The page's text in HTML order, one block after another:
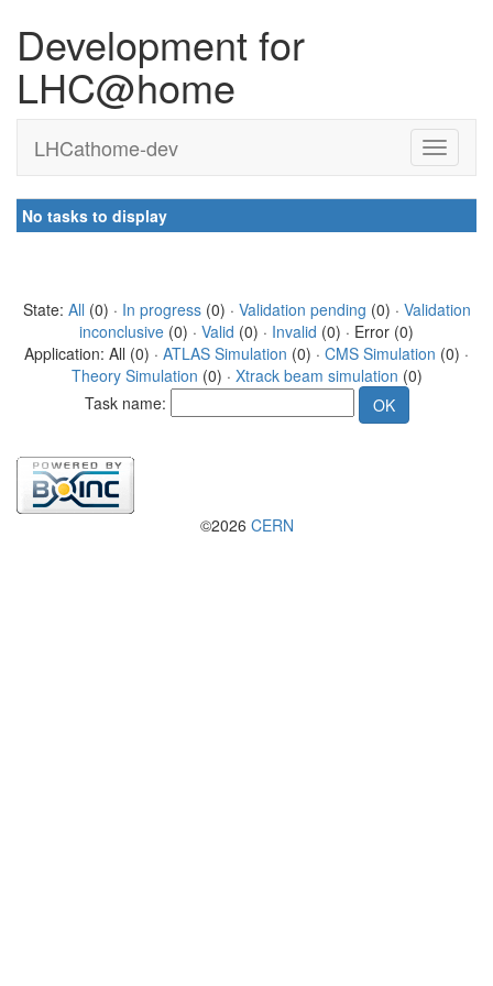
Development for
LHC@home
LHCathome-dev
No tasks to display
State: All (0) · In progress(0) · Validation pending (0) · Validation
inconclusive (0) · Valid (0) · Invalid (0) · Error (0)
Application: All (0) · ATLAS Simulation (0) · CMS Simulation (0) ·
Theory Simulation (0) · Xtrack beam simulation (0)
Task name:
©2026 CERN